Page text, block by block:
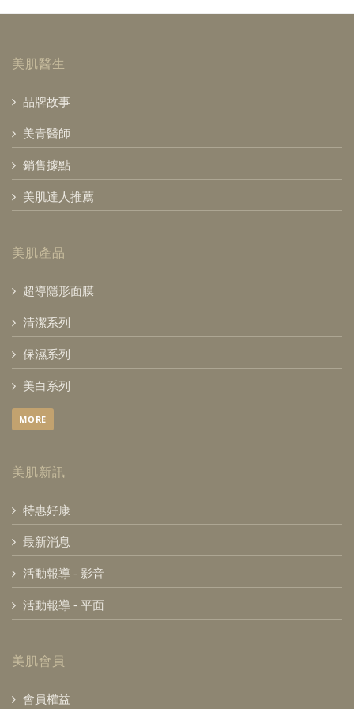
美肌醫生
品牌故事
美青醫師
銷售據點
美肌達人推薦
美肌產品
超導隱形面膜
清潔系列
保濕系列
美白系列
MORE
美肌新訊
特惠好康
最新消息
活動報導 - 影音
活動報導 - 平面
美肌會員
會員權益